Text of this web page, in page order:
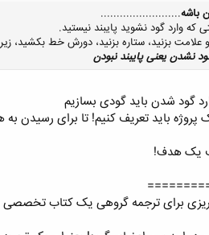
باشه.........................
که وارد گود نشوید پایبند نیستید.
علامت بزنید، ستاره بزنید، دورش خط
نشدن یعنی پایبند نبودن
گود شدن باید گودی بسازیم
باید تعریف کنیم! تا برای رسیدن
یک هدف!
ریزی برای ترجمه گروهی یک کتاب